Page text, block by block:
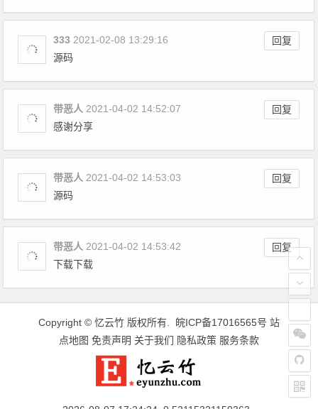
333 回复
2021-02-08 13:29:16
源码
带恶人 回复
2021-04-02 14:52:07
感谢分享
带恶人 回复
2021-04-02 14:53:03
源码
带恶人 回复
2021-04-02 14:53:42
下载下载
Copyright © 忆云竹 版权所有. 皖ICP备17016565号 站
点地图 免责声明 关于我们 隐私政策 服务条款